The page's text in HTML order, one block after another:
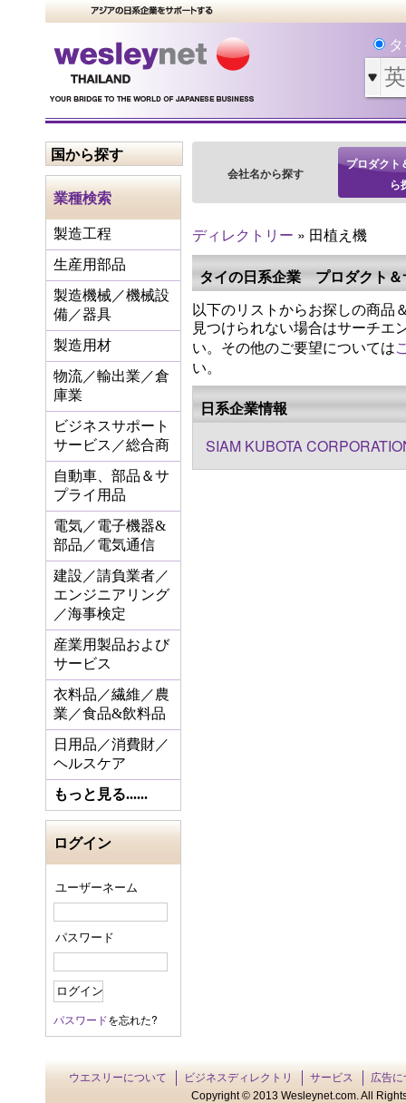
国から探す
業種検索
製造工程
生産用部品
製造機械／機械設
備／器具
製造用材
物流／輸出業／倉
庫業
ビジネスサポート
サービス／総合商
自動車、部品＆サ
プライ用品
電気／電子機器&
部品／電気通信
建設／請負業者／
エンジニアリング
／海事検定
産業用製品および
サービス
衣料品／繊維／農
業／食品&飲料品
日用品／消費財／
ヘルスケア
もっと見る......
ログイン
ユーザーネーム
パスワード
パスワードを忘れた?
会社名から探す
プロダクト
ら
ディレクトリー » 田植え機
タイの日系企業 プロダクト＆
以下のリストからお探しの商品
見つけられない場合はサーチエ
い。その他のご要望については
い。
日系企業情報
SIAM KUBOTA
ウエスリーについて ビジネスディレクトリ サービス
広告に
Copyright © 2013 Wesleynet.com. All